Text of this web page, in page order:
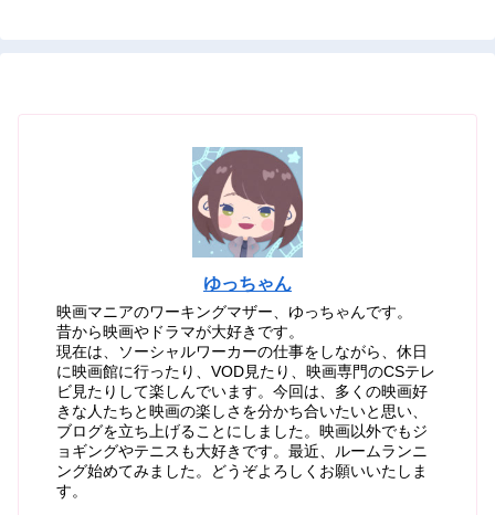
ゆっちゃん
映画マニアのワーキングマザー、ゆっちゃんです。
昔から映画やドラマが大好きです。
現在は、ソーシャルワーカーの仕事をしながら、休日
に映画館に行ったり、VOD見たり、映画専門のCSテレ
ビ見たりして楽しんでいます。今回は、多くの映画好
きな人たちと映画の楽しさを分かち合いたいと思い、
ブログを立ち上げることにしました。映画以外でもジ
ョギングやテニスも大好きです。最近、ルームランニ
ング始めてみました。どうぞよろしくお願いいたしま
す。